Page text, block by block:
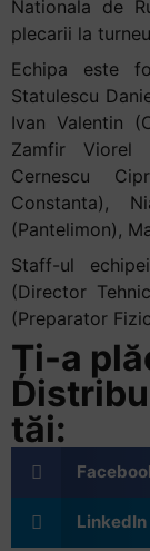
Nationala de
plecarii la
Echipa este
Statulescu
Ivan Valentin
Zamfir Viorel
Cernescu
Constanta),
(Pantelimon),
Staff-ul
(Director
(Preparator
Ți-a
tăi:
LinkedIn